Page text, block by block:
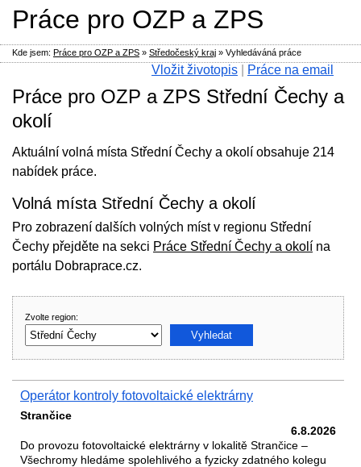
Práce pro OZP a ZPS Střední Čechy a
okolí
Aktuální volná místa Střední Čechy a okolí obsahuje 214
nabídek práce.
Volná místa Střední Čechy a okolí
Pro zobrazení dalších volných míst v regionu Střední
Čechy přejděte na sekci Práce Střední Čechy a okolí na
portálu Dobraprace.cz.
Zvolte region:
Operátor kontroly fotovoltaické elektrárny
Strančice
6.8.2026
Do provozu fotovoltaické elektrárny v lokalitě Strančice –
Všechromy hledáme spolehlivého a fyzicky zdatného kolegu
Práce pro OZP a ZPS
Vložit životopis Práce na email
Kde jsem: Práce pro OZP a ZPS » Středočeský kraj » Vyhledáváná práce